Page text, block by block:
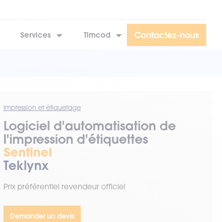
Services Timcod Contactez-nous
Impression et étiquetage
Logiciel d'automatisation de
l'impression d'étiquettes
Sentinel
Teklynx
Prix préférentiel revendeur officiel
Demander un devis